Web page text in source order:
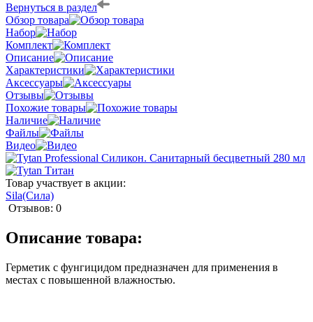
Вернуться в раздел
Обзор товара
Набор
Комплект
Описание
Характеристики
Аксессуары
Отзывы
Похожие товары
Наличие
Файлы
Видео
Товар участвует в акции:
Sila(Сила)
Отзывов: 0
Описание товара:
Герметик с фунгицидом предназначен для применения в
местах с повышенной влажностью.